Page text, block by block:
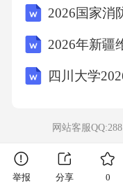
不应超过±1mm/
可靠，能够准确
门安装1.阀门的
的安装位置应便
2026国家消
网站客服
举报 分享 0